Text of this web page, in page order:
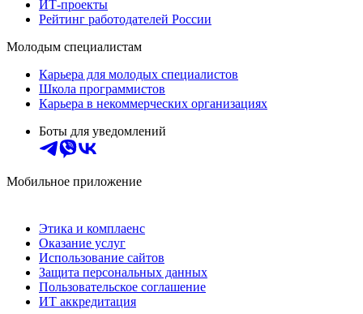
ИТ-проекты
Рейтинг работодателей России
Молодым специалистам
Карьера для молодых специалистов
Школа программистов
Карьера в некоммерческих организациях
Боты для уведомлений
Мобильное приложение
Этика и комплаенс
Оказание услуг
Использование сайтов
Защита персональных данных
Пользовательское соглашение
ИТ аккредитация